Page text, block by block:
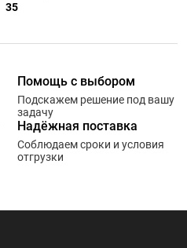
35
Помощь с выбором
Подскажем решение под вашу
задачу
Надёжная поставка
Соблюдаем сроки и условия
отгрузки